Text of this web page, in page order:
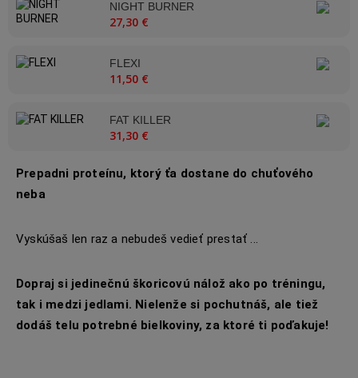
Prepadni proteínu, ktorý ťa dostane do chuťového
neba
Vyskúšaš len raz a nebudeš vedieť prestať ...
Dopraj si jedinečnú škoricovú nálož ako po tréningu,
tak i medzi jedlami. Nielenže si pochutnáš, ale tiež
dodáš telu potrebné bielkoviny, za ktoré ti poďakuje!
NIGHT BURNER
27,30 €
FLEXI
11,50 €
FAT KILLER
31,30 €